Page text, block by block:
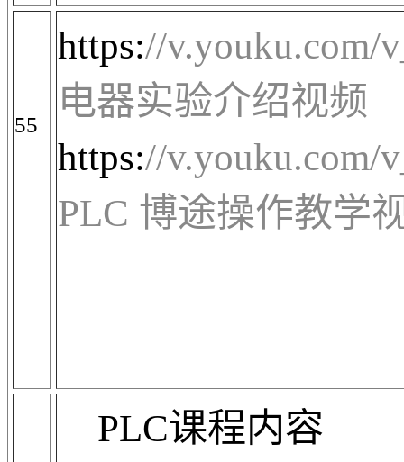
55
https://
电器实验介绍视频
https://
PLC 博途操作教学
PLC课程内容